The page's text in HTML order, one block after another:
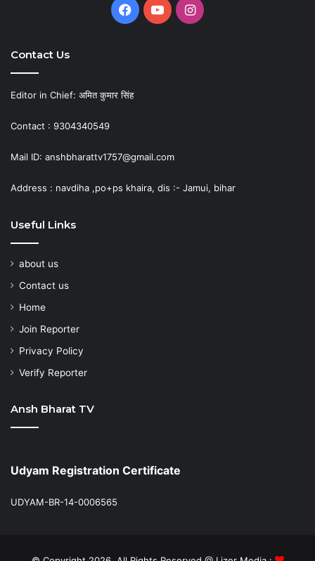
Facebook
YouTubeInstagram
Contact Us
Editor in Chief: अमित कुमार सिंह
Contact : 9304340549
Mail ID: anshbharattv1757@gmail.com
Address : navdiha ,po+ps khaira, dis :- Jamui, bihar
Useful Links
about us
Contact us
Home
Join Reporter
Privacy Policy
Verify Reporter
Ansh Bharat TV
Udyam Registration Certificate
UDYAM-BR-14-0006565